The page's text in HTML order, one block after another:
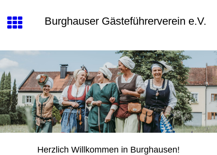
Burghauser Gästeführerverein e.V.
Herzlich Willkommen in Burghausen!